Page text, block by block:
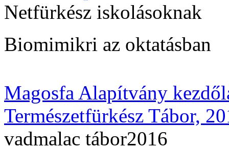
Netfürkész iskolásoknak
Biomimikri az oktatásban
Magosfa Alapítvány
Természetfürkész Tábor,
vadmalac tábor2016